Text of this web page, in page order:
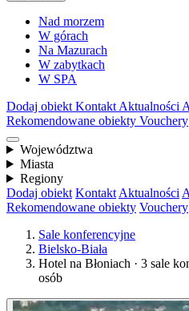
Nad morzem
W górach
Na Mazurach
W zabytkach
W SPA
Dodaj obiekt Kontakt Aktualności
Rekomendowane obiekty Vouchery
Województwa
Miasta
Regiony
Dodaj obiekt Kontakt Aktualności
Rekomendowane obiekty Vouchery
Sale konferencyjne
Bielsko-Biała
Hotel na Błoniach · 3 sale
osób